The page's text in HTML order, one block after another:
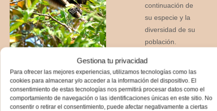
Gestiona tu privacidad
Para ofrecer las mejores experiencias, utilizamos tecnologías como las
cookies para almacenar y/o acceder a la información del dispositivo. El
consentimiento de estas tecnologías nos permitirá procesar datos como el
comportamiento de navegación o las identificaciones únicas en este sitio. No
consentir o retirar el consentimiento, puede afectar negativamente a ciertas
continuación de
su especie y la
diversidad de su
población.
Su
reproductivo es
complejo,
combinando